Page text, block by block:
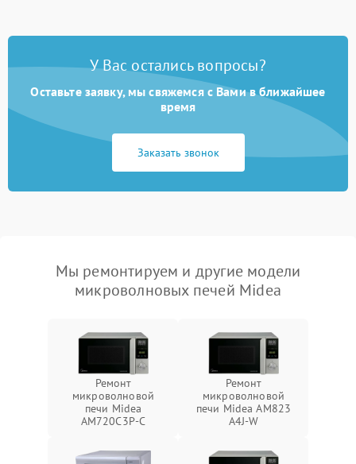
У Вас остались вопросы?
Оставьте заявку, мы свяжемся с Вами в ближайшее
время
Заказать звонок
Мы ремонтируем и другие модели
микроволновых печей Midea
Ремонт
микроволновой
печи Midea
AM720C3P-C
Ремонт
микроволновой
печи Midea AM823
A4J-W